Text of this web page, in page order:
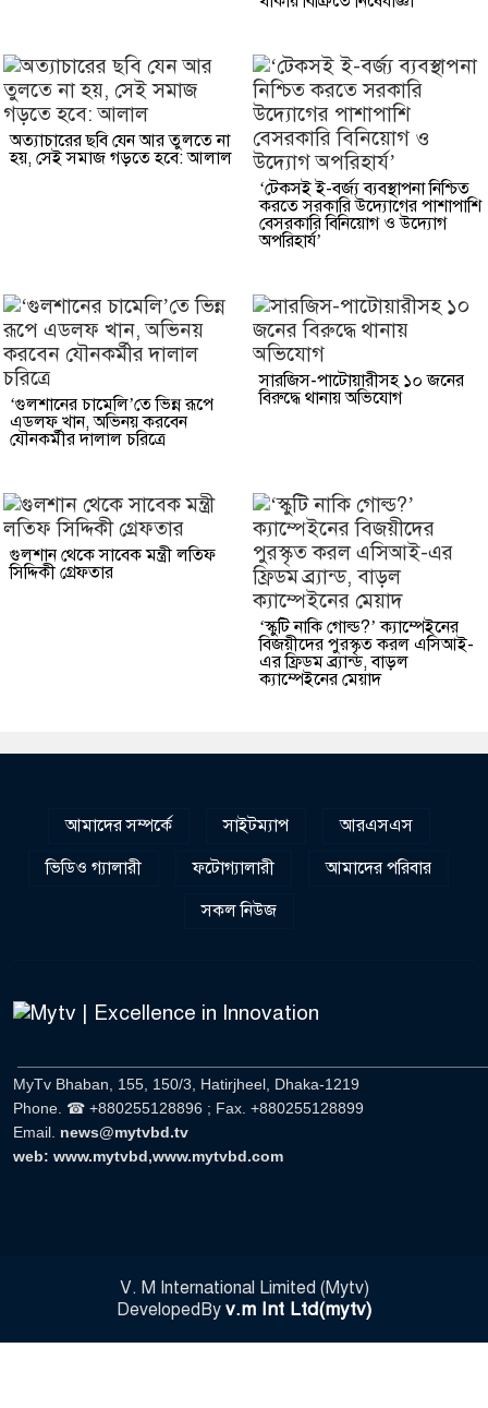
অত্যাচারের ছবি যেন আর তুলতে না
হয়, সেই সমাজ গড়তে হবে: আলাল
‘টেকসই ই-বর্জ্য ব্যবস্থাপনা নিশ্চিত
করতে সরকারি উদ্যোগের পাশাপাশি
বেসরকারি বিনিয়োগ ও উদ্যোগ
অপরিহার্য’
‘গুলশানের চামেলি’তে ভিন্ন রূপে
এডলফ খান, অভিনয় করবেন
যৌনকর্মীর দালাল চরিত্রে
সারজিস-পাটোয়ারীসহ ১০ জনের
বিরুদ্ধে থানায় অভিযোগ
গুলশান থেকে সাবেক মন্ত্রী লতিফ
সিদ্দিকী গ্রেফতার
‘স্কুটি নাকি গোল্ড?’ ক্যাম্পেইনের
বিজয়ীদের পুরস্কৃত করল এসিআই-
এর ফ্রিডম ব্র্যান্ড, বাড়ল
ক্যাম্পেইনের মেয়াদ
আমাদের সম্পর্কে সাইটম্যাপ
আরএসএস
ভিডিও গ্যালারী
ফটোগ্যালারী
আমাদের পরিবার
সকল নিউজ
MyTv Bhaban, 155, 150/3, Hatirjheel, Dhaka-1219
Phone. ☎ +880255128896 ; Fax. +880255128899
Email. news@mytvbd.tv
web: www.mytvbd,www.mytvbd.com
V. M International Limited (Mytv)
DevelopedBy v.m Int Ltd(mytv)